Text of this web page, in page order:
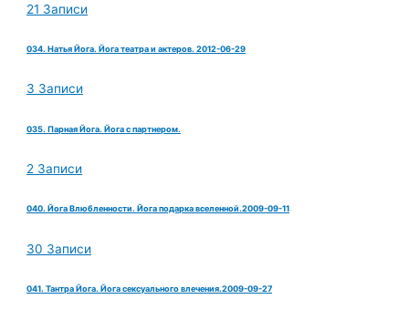
21 Записи
034. Натья Йога. Йога театра и актеров. 2012-06-29
3 Записи
035. Парная Йога. Йога с партнером.
2 Записи
040. Йога Влюбленности. Йога подарка вселенной.2009-09-11
30 Записи
041. Тантра Йога. Йога сексуального влечения.2009-09-27